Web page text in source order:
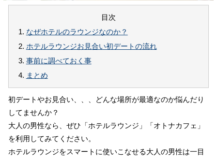
目次
1. なぜホテルのラウンジなのか？
2. ホテルラウンジお見合い初デートの流れ
3. 事前に調べておく事
4. まとめ
初デートやお見合い、、、どんな場所が最適なのか悩んだり
してませんか？
大人の男性なら、ぜひ「ホテルラウンジ」「オトナカフェ」
を利用してみてください。
ホテルラウンジをスマートに使いこなせる大人の男性は一目